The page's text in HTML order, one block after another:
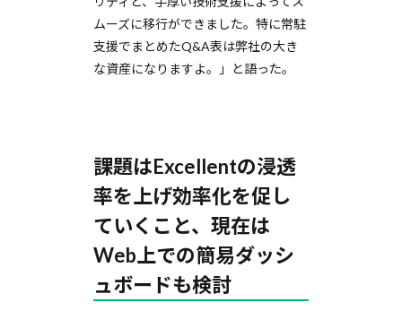
ムーズに移行ができました。特に常駐
支援でまとめたQ&A表は弊社の大き
な資産になりますよ。」と語った。
課題はExcellentの浸透
率を上げ効率化を促し
ていくこと、現在は
Web上での簡易ダッシ
ュボードも検討